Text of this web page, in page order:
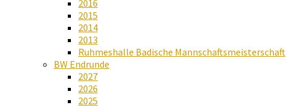
2016
2015
2014
2013
Ruhmeshalle Badische Mannschaftsmeisterschaft
BW Endrunde
2027
2026
2025